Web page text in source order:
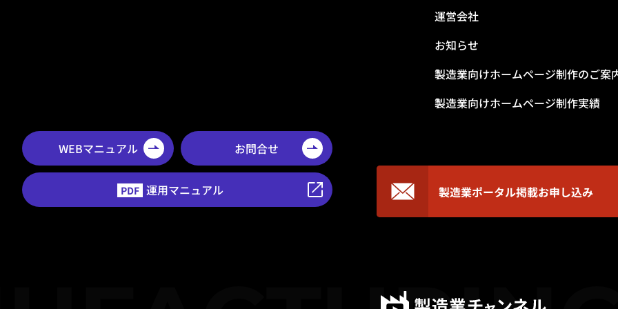
運営会社
お知らせ
製造業向けホームページ制作のご案
製造業向けホームページ制作実績
WEBマニュアル お問合せ
PDF 運用マニュアル 製造業ポータル掲載お申し込み